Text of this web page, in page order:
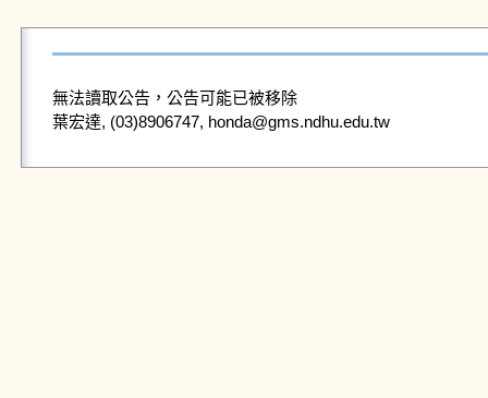
無法讀取公告，公告可能已被移除
葉宏達, (03)8906747, honda@gms.ndhu.edu.tw